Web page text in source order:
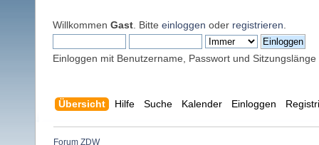
Willkommen Gast . Bitte einloggen oder registrieren
Einloggen mit Benutzername, Passwort und Sitzungslänge
Übersicht Hilfe Suche Kalender Einloggen
Forum ZDW